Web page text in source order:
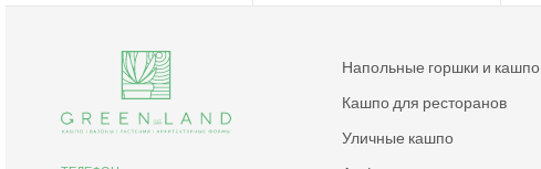
Напольные горшки и кашпо
Кашпо для ресторанов
Уличные кашпо